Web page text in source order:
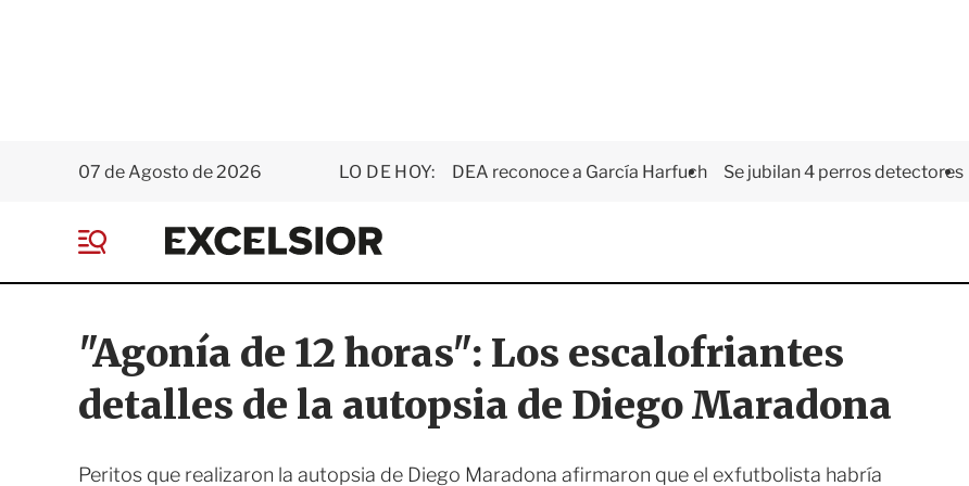
07 de Agosto de 2026 LO DE HOY: DEA reconoce a García Harfuch Se jubilan 4 perros detectores
E
x
e
i
o
r
e
"Agonía de 12 horas": Los escalofriantes
detalles de la autopsia de Diego Maradona
Peritos que realizaron la autopsia de Diego Maradona afirmaron que el exfutbolista habría